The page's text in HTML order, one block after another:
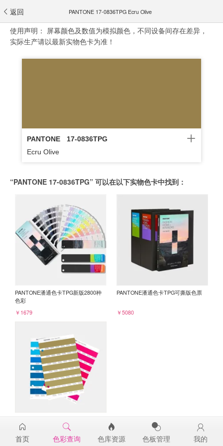
返回 PANTONE 17-0836TPG Ecru Olive
使用声明： 屏幕颜色及数值为模拟颜色，不同设备间存在差异，
实际生产请以最新实物色卡为准！
PANTONE
17-0836TPG
Ecru Olive
“PANTONE 17-0836TPG” 可以在以下实物色卡中找到：
PANTONE潘通色卡TPG新版2800种
色彩
￥1679
PANTONE潘通色卡TPG可撕版色票
￥5080
17-0836TPG
￥98
首页 色彩查询 色库资源 色板管理 我的